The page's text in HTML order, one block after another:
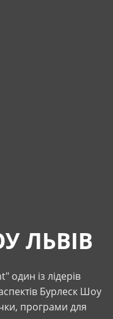
ЛЬВІВ
один із лідерів
Бурлеск Шоу
програми для